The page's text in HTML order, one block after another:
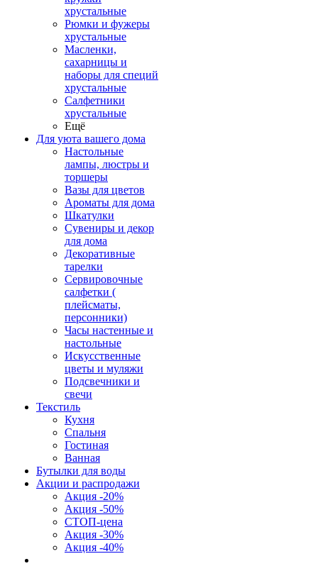
хрустальные
Рюмки и фужеры
хрустальные
Масленки,
сахарницы и
наборы для специй
хрустальные
Салфетники
хрустальные
Ещё
Для уюта вашего дома
Настольные
лампы, люстры и
торшеры
Вазы для цветов
Ароматы для дома
Шкатулки
Сувениры и декор
для дома
Декоративные
тарелки
Сервировочные
салфетки (
плейсматы,
персонники)
Часы настенные и
настольные
Искусственные
цветы и муляжи
Подсвечники и
свечи
Текстиль
Кухня
Спальня
Гостиная
Ванная
Бутылки для воды
Акции и распродажи
Акция -20%
Акция -50%
СТОП-цена
Акция -30%
Акция -40%